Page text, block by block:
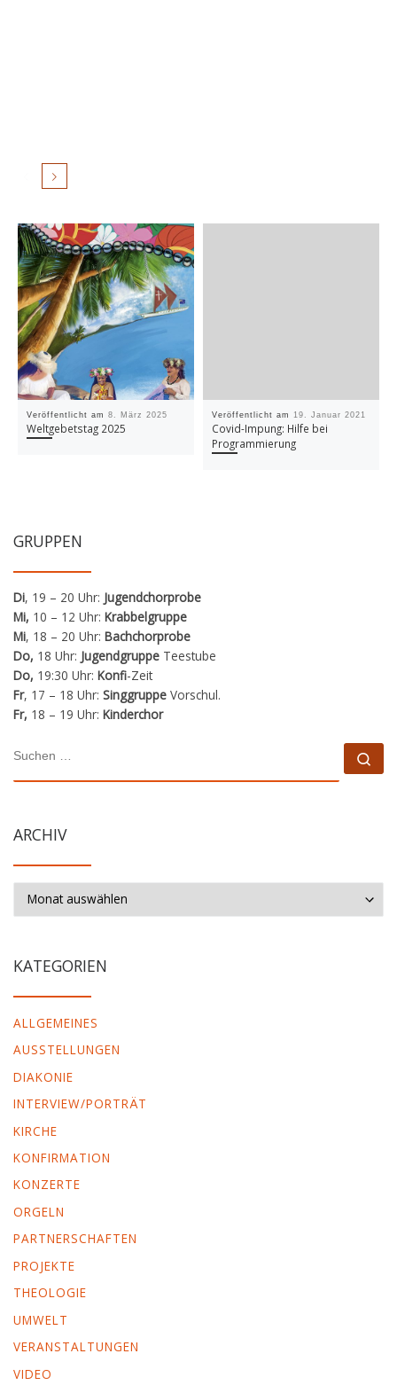
Veröffentlicht am8. März 2025
Weltgebetstag 2025
Veröffentlicht am 19. Januar 2021
Covid-Impung: Hilfe bei
Programmierung
GRUPPEN
Di, 19 – 20 Uhr: Jugendchorprobe
Mi, 10 – 12 Uhr: Krabbelgruppe
Mi, 18 – 20 Uhr: Bachchorprobe
Do, 18 Uhr: Jugendgruppe Teestube
Do, 19:30 Uhr: Konfi-Zeit
Fr, 17 – 18 Uhr: Singgruppe Vorschul.
Fr, 18 – 19 Uhr: Kinderchor
SUCHE
ARCHIV
KATEGORIEN
ALLGEMEINES
AUSSTELLUNGEN
DIAKONIE
INTERVIEW/PORTRÄT
KIRCHE
KONFIRMATION
KONZERTE
ORGELN
PARTNERSCHAFTEN
PROJEKTE
THEOLOGIE
UMWELT
VERANSTALTUNGEN
VIDEO